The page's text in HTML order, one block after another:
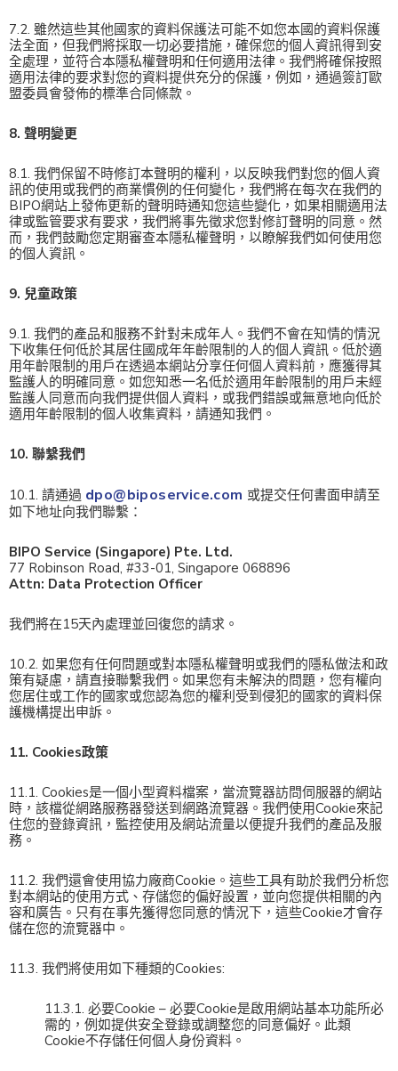
7.2. 雖然這些其他國家的資料保護法可能不如您本國的資料保護
法全面，但我們將採取一切必要措施，確保您的個人資訊得到安
全處理，並符合本隱私權聲明和任何適用法律。我們將確保按照
適用法律的要求對您的資料提供充分的保護，例如，通過簽訂歐
盟委員會發佈的標準合同條款。
8. 聲明變更
8.1. 我們保留不時修訂本聲明的權利，以反映我們對您的個人資
訊的使用或我們的商業慣例的任何變化，我們將在每次在我們的
BIPO網站上發佈更新的聲明時通知您這些變化，如果相關適用法
律或監管要求有要求，我們將事先徵求您對修訂聲明的同意。然
而，我們鼓勵您定期審查本隱私權聲明，以瞭解我們如何使用您
的個人資訊。
9. 兒童政策
9.1. 我們的產品和服務不針對未成年人。我們不會在知情的情況
下收集任何低於其居住國成年年齡限制的人的個人資訊。低於適
用年齡限制的用戶在透過本網站分享任何個人資料前，應獲得其
監護人的明確同意。如您知悉一名低於適用年齡限制的用戶未經
監護人同意而向我們提供個人資料，或我們錯誤或無意地向低於
適用年齡限制的個人收集資料，請通知我們。
10. 聯繫我們
10.1. 請通過 dpo@biposervice.com 或提交任何書面申請至
如下地址向我們聯繫：
BIPO Service (Singapore) Pte. Ltd.
77 Robinson Road, #33-01, Singapore 068896
Attn: Data Protection Officer
我們將在15天內處理並回復您的請求。
10.2. 如果您有任何問題或對本隱私權聲明或我們的隱私做法和政
策有疑慮，請直接聯繫我們。如果您有未解決的問題，您有權向
您居住或工作的國家或您認為您的權利受到侵犯的國家的資料保
護機構提出申訴。
11. Cookies政策
11.1. Cookies是一個小型資料檔案，當流覽器訪問伺服器的網站
時，該檔從網路服務器發送到網路流覽器。我們使用Cookie來記
住您的登錄資訊，監控使用及網站流量以便提升我們的產品及服
務。
11.2. 我們還會使用協力廠商Cookie。這些工具有助於我們分析您
對本網站的使用方式、存儲您的偏好設置，並向您提供相關的內
容和廣告。只有在事先獲得您同意的情況下，這些Cookie才會存
儲在您的流覽器中。
11.3. 我們將使用如下種類的Cookies:
11.3.1. 必要Cookie – 必要Cookie是啟用網站基本功能所必
需的，例如提供安全登錄或調整您的同意偏好。此類
Cookie不存儲任何個人身份資料。